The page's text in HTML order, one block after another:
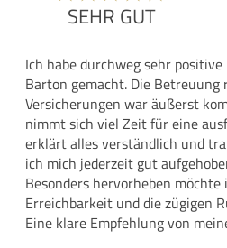
SEHR GUT
Ich habe durchweg sehr
Barton gemacht. Die Betreuung
Versicherungen war äußerst
nimmt sich viel Zeit für eine
erklärt alles verständlich und
ich mich jederzeit gut
Besonders hervorheben möchte
Erreichbarkeit und die zügigen
Eine klare Empfehlung von